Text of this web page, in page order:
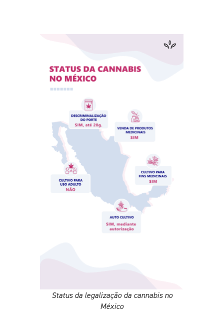
Status da legalização da cannabis no
México